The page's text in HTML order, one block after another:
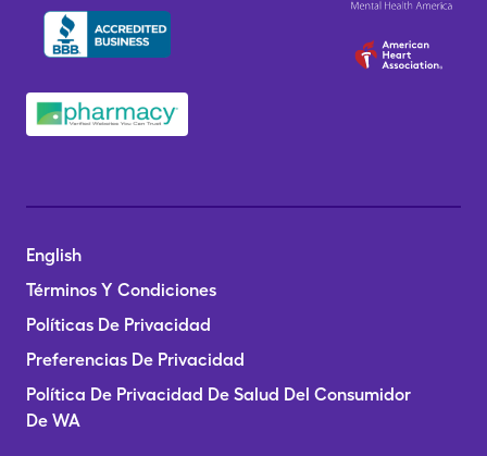
English
Términos Y Condiciones
Políticas De Privacidad
Preferencias De Privacidad
Política De Privacidad De Salud Del Consumidor
De WA